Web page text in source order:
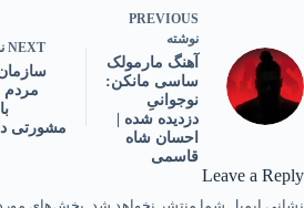
PREVIOUS
نوشته
آهنگ مارمولک
ساسی مانکن:
نوجوانیِ
دزدیده‌ شده |
احسان شاه
قاسمی
NEXT
مردم
مشورتی
Leave a Reply